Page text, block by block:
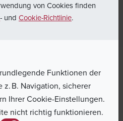
von Cookies finden
- und Cookie-Richtlinie.
Funktionen der
B. Navigation, sicherer
Ihrer Cookie-Einstellungen.
nicht richtig funktionieren.